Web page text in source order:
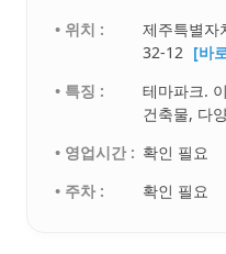
• 위치 :
제주특별자
32-12 [바
• 특징 :
테마파크.
건축물, 다
• 영업시간 : 확인 필요
• 주차 :
확인 필요